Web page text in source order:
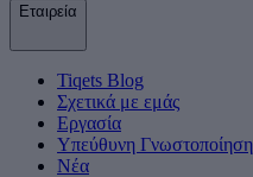
Εταιρεία
Tiqets Βlog
Σχετικά με εμάς
Εργασία
Υπεύθυνη Γνωστοποίηση
Νέα